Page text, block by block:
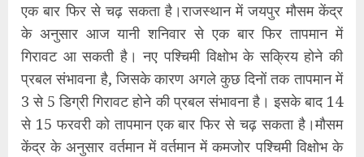
एक बार फिर से चढ़ सकता है।राजस्थान में जयपुर मौसम केंद्र
के अनुसार आज यानी शनिवार से एक बार फिर तापमान में
गिरावट आ सकती है। नए पश्चिमी विक्षोभ के सक्रिय होने की
प्रबल संभावना है, जिसके कारण अगले कुछ दिनों तक तापमान में
3 से 5 डिग्री गिरावट होने की प्रबल संभावना है। इसके बाद 14
से 15 फरवरी को तापमान एक बार फिर से चढ़ सकता है।मौसम
केंद्र के अनुसार वर्तमान में वर्तमान में कमजोर पश्चिमी विक्षोभ के